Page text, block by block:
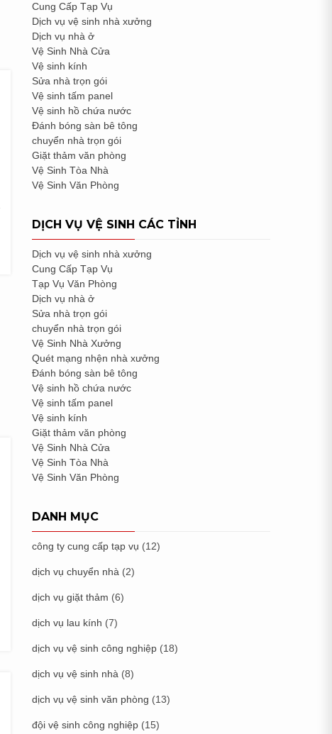
Cung Cấp Tạp Vụ
Dịch vụ vệ sinh nhà xưởng
Dịch vụ nhà ở
Vệ Sinh Nhà Cửa
Vệ sinh kính
Sửa nhà trọn gói
Vệ sinh tấm panel
Vệ sinh hồ chứa nước
Đánh bóng sàn bê tông
chuyển nhà trọn gói
Giặt thảm văn phòng
Vệ Sinh Tòa Nhà
Vệ Sinh Văn Phòng
DỊCH VỤ VỆ SINH CÁC TỈNH
Dịch vụ vệ sinh nhà xưởng
Cung Cấp Tạp Vụ
Tạp Vụ Văn Phòng
Dịch vụ nhà ở
Sửa nhà trọn gói
chuyển nhà trọn gói
Vệ Sinh Nhà Xưởng
Quét mạng nhện nhà xưởng
Đánh bóng sàn bê tông
Vệ sinh hồ chứa nước
Vệ sinh tấm panel
Vệ sinh kính
Giặt thảm văn phòng
Vệ Sinh Nhà Cửa
Vệ Sinh Tòa Nhà
Vệ Sinh Văn Phòng
DANH MỤC
công ty cung cấp tạp vụ (12)
dịch vụ chuyển nhà (2)
dịch vụ giặt thảm (6)
dịch vụ lau kính (7)
dịch vụ vệ sinh công nghiệp (18)
dịch vụ vệ sinh nhà (8)
dịch vụ vệ sinh văn phòng (13)
đội vệ sinh công nghiệp (15)